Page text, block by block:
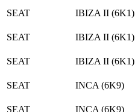
SEAT
IBIZA II (6K1)
SEAT
IBIZA II (6K1)
SEAT
IBIZA II (6K1)
SEAT
INCA (6K9)
SEAT
INCA (6K9)